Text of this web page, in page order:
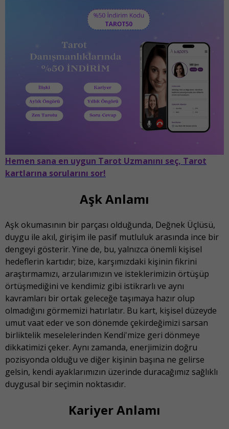
Hemen sana en uygun Tarot Uzmanını seç, Tarot
kartlarına sorularını sor!
Aşk Anlamı
Aşk okumasının bir parçası olduğunda, Değnek Üçlüsü,
duygu ile akıl, girişim ile pasif mutluluk arasında ince bir
dengeyi gösterir. Yine de, bu, yalnızca önemli kişisel
hedeflerin kartıdır; bize, karşımızdaki kişinin fikrini
araştırmamızı, arzularımızın ve isteklerimizin örtüşüp
örtüşmediğini ve kendimiz gibi istikrarlı ve aynı
kavramları bir ortak geleceğe taşımaya hazır olup
olmadığını görmemizi hatırlatır. Bu kart, kişisel düzeyde
umut vaat eder ve son dönemde çekirdeğimizi sarsan
birliktelik meselelerinden Kendi'mize geri dönmeye
dikkatimizi çeker. Aynı zamanda, enerjimizin doğru
pozisyonda olduğu ve diğer kişinin başına ne gelirse
gelsin, kendi ayaklarımızın üzerinde duracağımız sağlıklı
duygusal bir seçimin noktasıdır.
Kariyer Anlamı